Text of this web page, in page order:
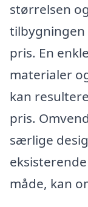
størrelsen
tilbygningen
pris. En
materialer
kan
pris.
særlige
måde, kan